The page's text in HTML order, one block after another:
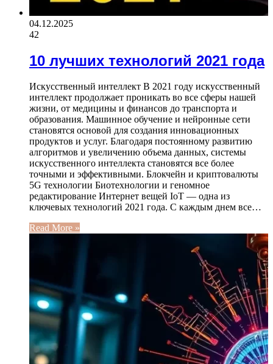
04.12.2025
42
10 лучших технологий 2021 года
Искусственный интеллект В 2021 году искусственный
интеллект продолжает проникать во все сферы нашей
жизни, от медицины и финансов до транспорта и
образования. Машинное обучение и нейронные сети
становятся основой для создания инновационных
продуктов и услуг. Благодаря постоянному развитию
алгоритмов и увеличению объема данных, системы
искусственного интеллекта становятся все более
точными и эффективными. Блокчейн и криптовалюты
5G технологии Биотехнологии и геномное
редактирование Интернет вещей IoT — одна из
ключевых технологий 2021 года. С каждым днем все…
Read More »